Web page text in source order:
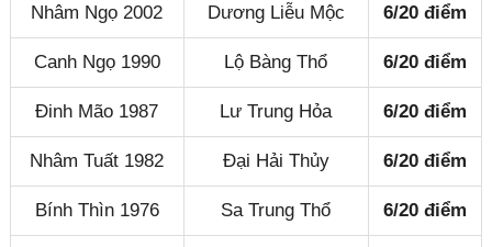
Nhâm Ngọ 2002 Dương Liễu Mộc 6/20 điểm
Canh Ngọ 1990 Lộ Bàng Thổ 6/20 điểm
Đinh Mão 1987 Lư Trung Hỏa 6/20 điểm
Nhâm Tuất 1982 Đại Hải Thủy 6/20 điểm
Bính Thìn 1976 Sa Trung Thổ 6/20 điểm